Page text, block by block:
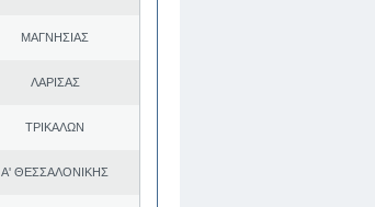
ΜΑΓΝΗΣΙΑΣ
ΛΑΡΙΣΑΣ
ΤΡΙΚΑΛΩΝ
Α' ΘΕΣΣΑΛΟΝΙΚΗΣ